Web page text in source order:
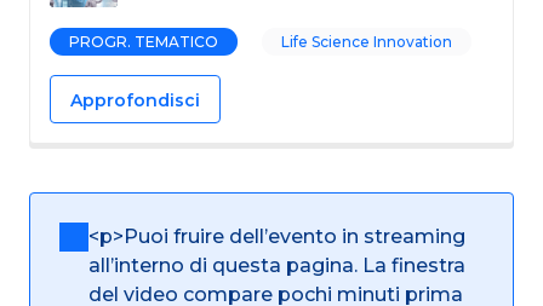
PROGR. TEMATICO Life Science Innovation
Approfondisci
<p>Puoi fruire dell’evento in streaming
all’interno di questa pagina. La finestra
del video compare pochi minuti prima